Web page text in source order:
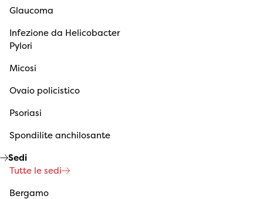
Glaucoma
Infezione da Helicobacter
Pylori
Micosi
Ovaio policistico
Psoriasi
Spondilite anchilosante
Sedi
Tutte le sedi
Bergamo